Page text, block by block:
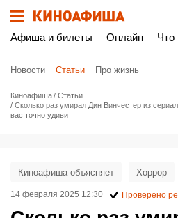
Афиша и билеты Онлайн Что
Новости Статьи Про жизнь
Киноафиша
Статьи
Сколько раз умирал Дин Винчестер из
вас точно удивит
Киноафиша объясняет Хоррор
14 февраля 2025 12:30 Проверено